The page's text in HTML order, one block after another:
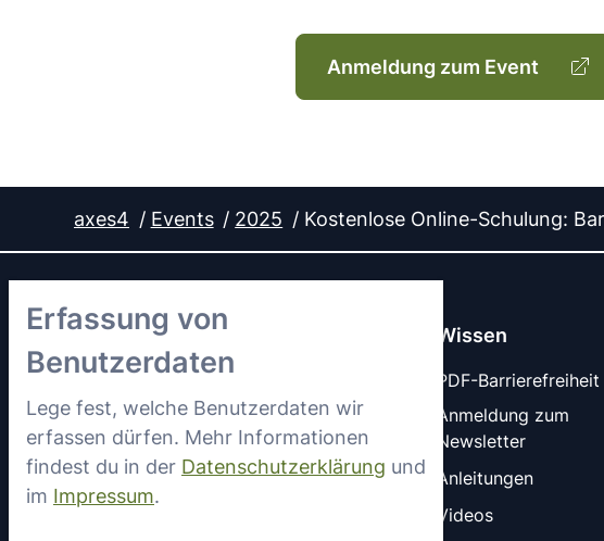
Erfassung von
Benutzerdaten
Lege fest, welche Benutzerdaten wir
erfassen dürfen. Mehr Informationen
findest du in der Datenschutzerklärung und
im Impressum.
Anmeldung zum Event
axes4 Events 2025 Kostenlose Online-Schulung:
LinkedInYouTube
Wissen
PDF-Barrierefreiheit
Anmeldung zum
Newsletter
Anleitungen
Videos